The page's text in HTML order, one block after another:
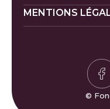
Nisa Ligne d'écoute
Faire un don
Calculateur de Zakat
Horaires de prière
MENTIONS
Politique des
©